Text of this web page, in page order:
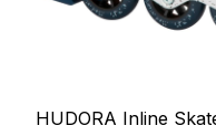
HUDORA Inline